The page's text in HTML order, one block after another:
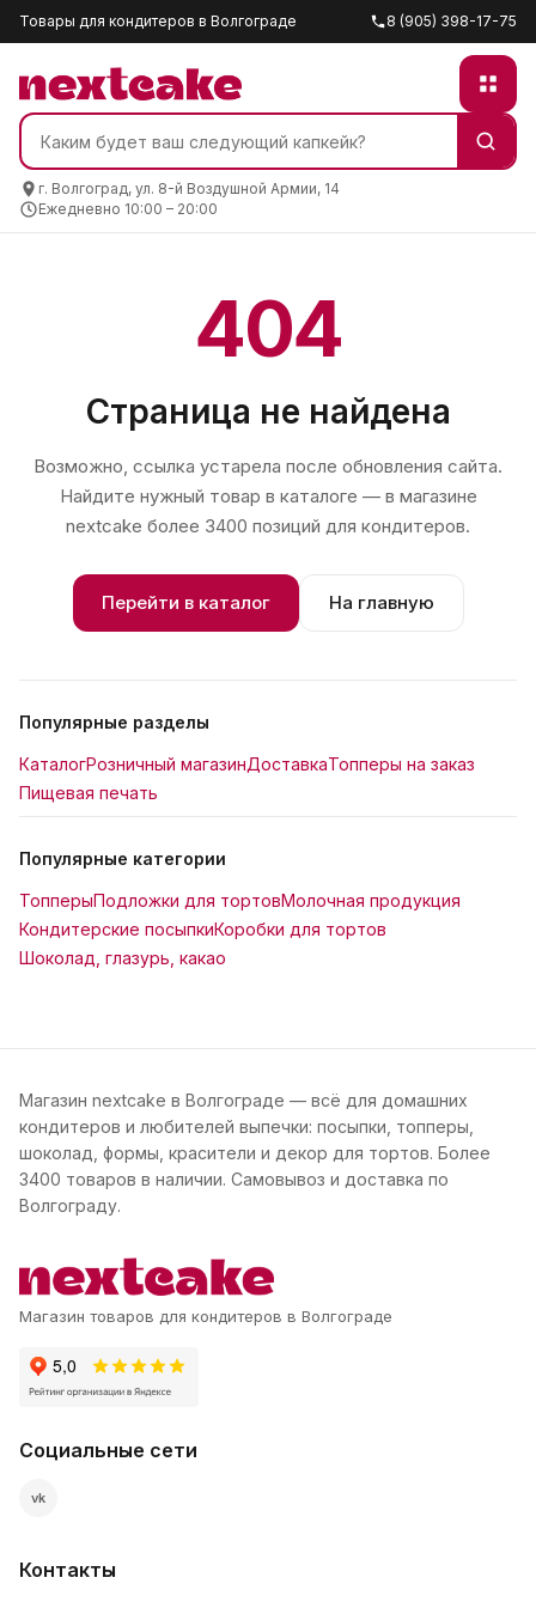
Товары для кондитеров в Волгограде 8 (905) 398-17-75
г. Волгоград, ул. 8-й Воздушной Армии, 14
Ежедневно 10:00 – 20:00
404
Страница не найдена
Возможно, ссылка устарела после обновления сайта.
Найдите нужный товар в каталоге — в магазине
nextcake более 3400 позиций для кондитеров.
Перейти в каталог На главную
Популярные разделы
КаталогРозничный магазинДоставкаТопперы на заказ
Пищевая печать
Популярные категории
ТопперыПодложки для тортовМолочная продукция
Кондитерские посыпкиКоробки для тортов
Шоколад, глазурь, какао
Магазин nextcake в Волгограде — всё для домашних
кондитеров и любителей выпечки: посыпки, топперы,
шоколад, формы, красители и декор для тортов. Более
3400 товаров в наличии. Самовывоз и доставка по
Волгограду.
Магазин товаров для кондитеров в Волгограде
Социальные сети
vk
Контакты